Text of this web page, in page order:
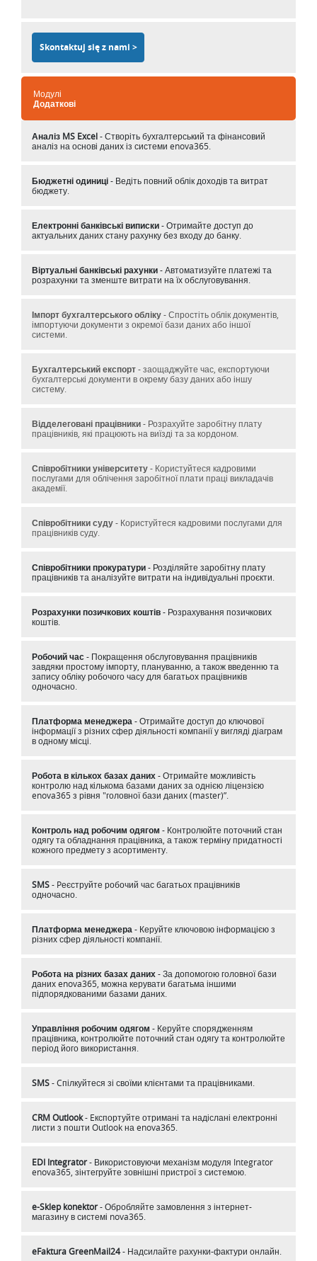
Skontaktuj się z nami >
Модулі
Додаткові
Аналіз MS Excel- Створіть бухгалтерський та фінансовий
аналіз на основі даних із системи enova365.
Бюджетні одиниці- Ведіть повний облік доходів та витрат
бюджету.
Електронні банківські виписки- Отримайте доступ до
актуальних даних стану рахунку без входу до банку.
Віртуальні банківські рахунки- Автоматизуйте платежі та
розрахунки та зменште витрати на їх обслуговування.
Імпорт бухгалтерського обліку- Спростіть облік документів,
імпортуючи документи з окремої бази даних або іншої
системи.
Бухгалтерський експорт- заощаджуйте час, експортуючи
бухгалтерські документи в окрему базу даних або іншу
систему.
Відделеговані працівники- Розрахуйте заробітну плату
працівників, які працюють на виїзді та за кордоном.
Співробітники університету- Користуйтеся кадровими
послугами для облічення заробітної плати праці викладачів
академії.
Співробітники суду- Користуйтеся кадровими послугами для
працівників суду.
Співробітники прокуратури- Розділяйте заробітну плату
працівників та аналізуйте витрати на індивідуальні проєкти.
Розрахунки позичкових коштів- Розрахування позичкових
коштів.
Робочий час- Покращення обслуговування працівників
завдяки простому імпорту, плануванню, а також введенню та
запису обліку робочого часу для багатьох працівників
одночасно.
Платформа менеджера - Отримайте доступ до ключової
інформації з різних сфер діяльності компанії у вигляді діаграм
в одному місці.
Робота в кількох базах даних- Отримайте можливість
контролю над кількома базами даних за однією ліцензією
enova365 з рівня "головної бази даних (master)”.
Контроль над робочим одягом - Контролюйте поточний стан
одягу та обладнання працівника, а також терміну придатності
кожного предмету з асортименту.
SMS- Pеєструйте робочий час багатьох працівників
одночасно.
Платформа менеджера - Керуйте ключовою інформацією з
різних сфер діяльності компанії.
Робота на різних базах даних- За допомогою головної бази
даних enova365, можна керувати багатьма іншими
підпорядкованими базами даних.
Управління робочим одягом - Керуйте спорядженням
працівника, контролюйте поточний стан одягу та контролюйте
період його використання.
SMS- Cпілкуйтеся зі своїми клієнтами та працівниками.
CRM Outlook- Eкспортуйте отримані та надіслані електронні
листи з пошти Outlook на enova365.
EDI Integrator- Використовуючи механізм модуля Integrator
enova365, зінтегруйте зовнішні пристрої з системою.
e-Sklep konektor- Обробляйте замовлення з інтернет-
магазину в системі nova365.
eFaktura GreenMail24- Надсилайте рахунки-фактури онлайн.